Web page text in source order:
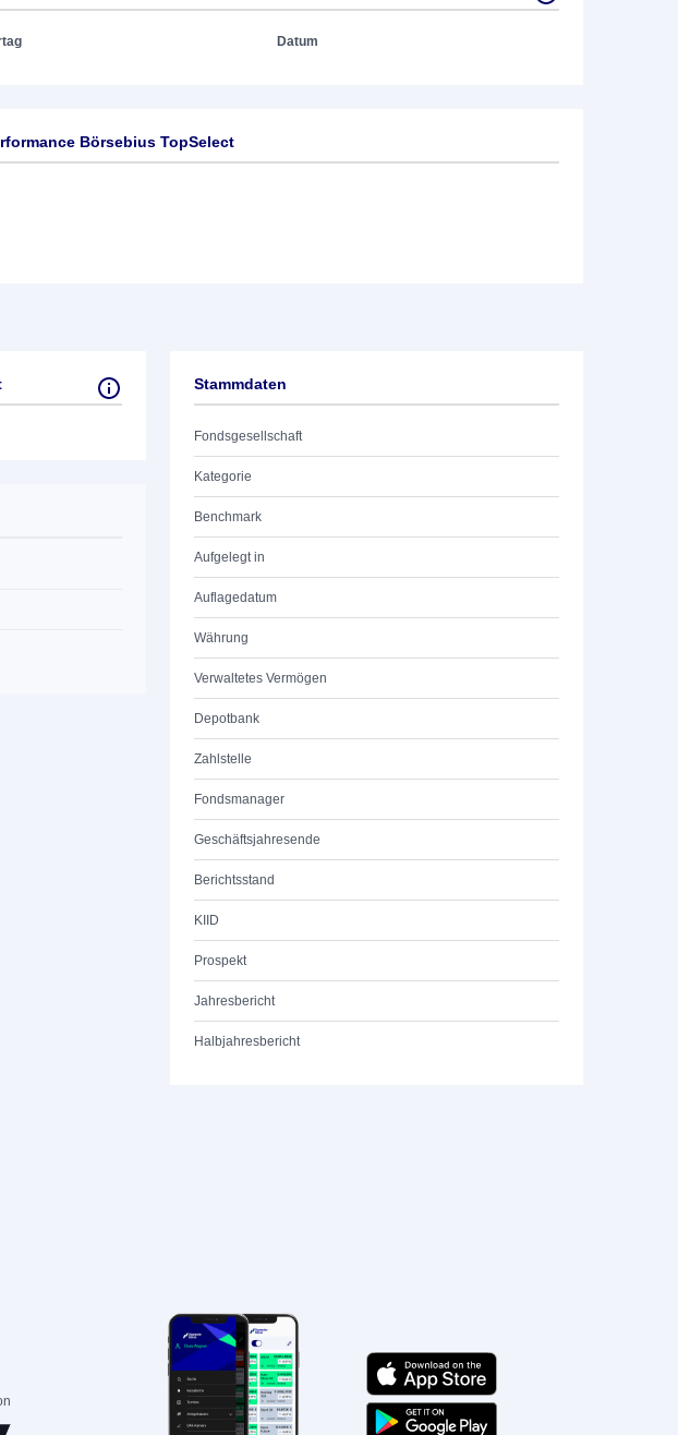
Datum
Börsebius TopSelect
Stammdaten
Fondsgesellschaft
Kategorie
Benchmark
Aufgelegt in
Auflagedatum
Währung
Verwaltetes Vermögen
Depotbank
Zahlstelle
Fondsmanager
Geschäftsjahresende
Berichtsstand
KIID
Prospekt
Jahresbericht
Halbjahresbericht